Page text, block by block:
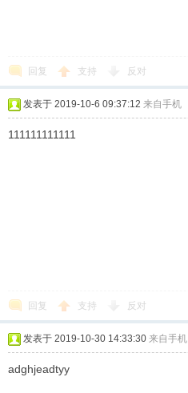
回复 支持 反对
发表于 2019-10-6 09:37:12 来自手机
111111111111
回复 支持 反对
发表于 2019-10-30 14:33:30 来自手机
adghjeadtyy